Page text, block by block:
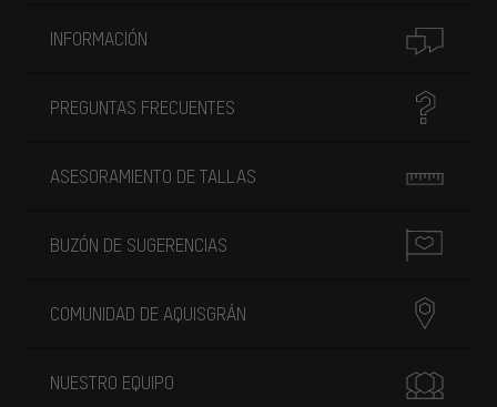
INFORMACIÓN
PREGUNTAS FRECUENTES
ASESORAMIENTO DE TALLAS
BUZÓN DE SUGERENCIAS
COMUNIDAD DE AQUISGRÁN
NUESTRO EQUIPO